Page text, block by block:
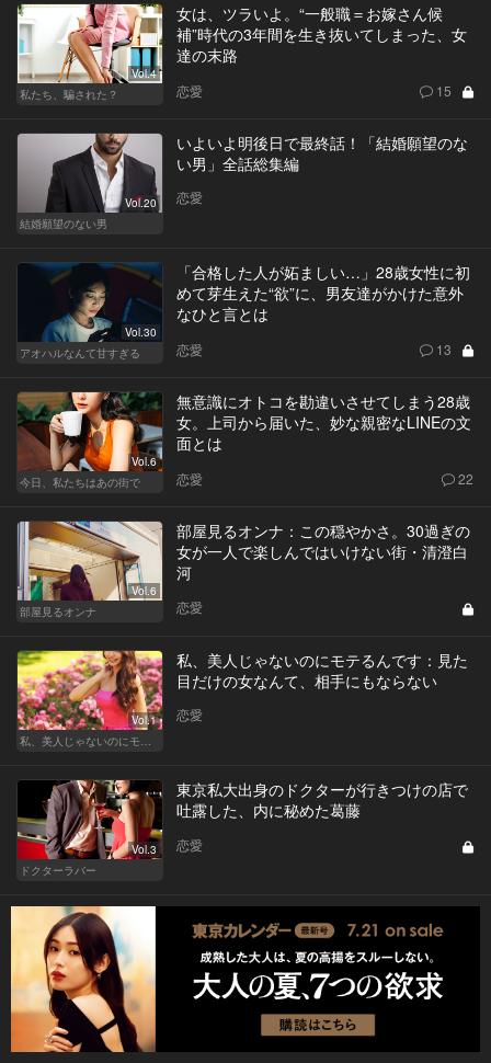
Vol.4
私たち、騙された？
女は、ツラいよ。“一般職＝お嫁さん候
補”時代の3年間を生き抜いてしまった、女
達の末路
恋愛 15
Vol.20
結婚願望のない男
いよいよ明後日で最終話！「結婚願望のな
い男」全話総集編
恋愛
Vol.30
アオハルなんて甘すぎる
「合格した人が妬ましい…」28歳女性に初
めて芽生えた“欲”に、男友達がかけた意外
なひと言とは
恋愛 13
Vol.6
今日、私たちはあの街で
無意識にオトコを勘違いさせてしまう28歳
女。上司から届いた、妙な親密なLINEの文
面とは
恋愛 22
Vol.6
部屋見るオンナ
部屋見るオンナ：この穏やかさ。30過ぎの
女が一人で楽しんではいけない街・清澄白
河
恋愛
Vol.1
私、美人じゃないのにモテるんです：見た
目だけの女なんて、相手にもならない
恋愛
Vol.3
ドクターラバー
東京私大出身のドクターが行きつけの店で
吐露した、内に秘めた葛藤
恋愛